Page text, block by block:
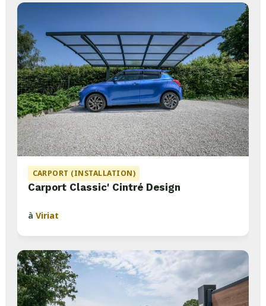
CARPORT (INSTALLATION)
Carport Classic' Cintré Design
àViriat